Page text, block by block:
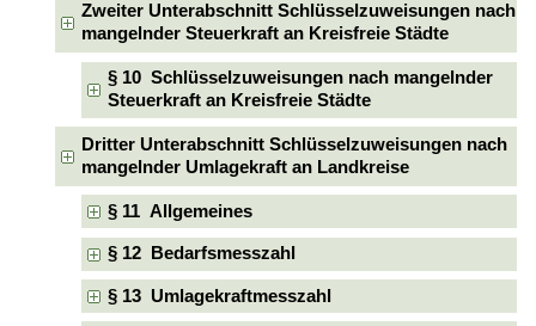
Zweiter Unterabschnitt Schlüsselzuweisungen nach
mangelnder Steuerkraft an Kreisfreie Städte
§ 10 Schlüsselzuweisungen nach mangelnder
Steuerkraft an Kreisfreie Städte
Dritter Unterabschnitt Schlüsselzuweisungen nach
mangelnder Umlagekraft an Landkreise
§ 11 Allgemeines
§ 12 Bedarfsmesszahl
§ 13 Umlagekraftmesszahl